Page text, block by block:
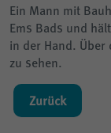
Ein Mann mit
Ems Bads und
in der Hand.
zu sehen.
Zurück